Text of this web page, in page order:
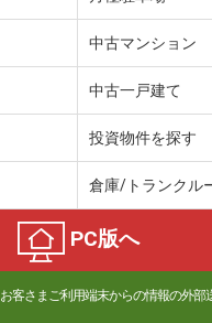
中古マンション
中古一戸建て
投資物件を探す
倉庫/トランクル
PC版へ
お客さまご利用端末からの情報の外部